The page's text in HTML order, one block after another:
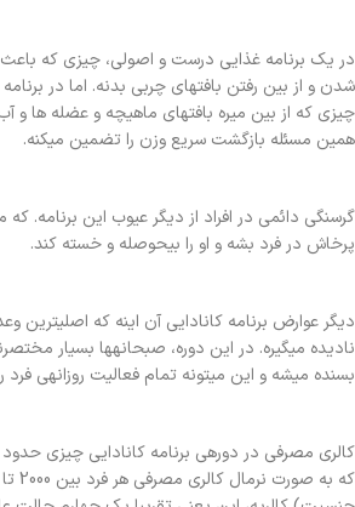
در یک برنامه غذایی درست و اصولی، چیزی که
شدن و از بین رفتن بافتهای چربی بدنه. اما در
چیزی که از بین میره بافتهای ماهیچه و عضله ها و آب
همین مسئله بازگشت سریع وزن را تضمین میکنه.
گرسنگی دائمی در افراد از دیگر عیوب این برنامه.
پرخاش در فرد بشه و او را بیحوصله و خسته کند.
دیگر عوارض برنامه کانادایی آن اینه که اصلیترین
نادیده میگیره. در این دوره، صبحانهها بسیار
بسنده میشه و این میتونه تمام فعالیت روزانهی فرد